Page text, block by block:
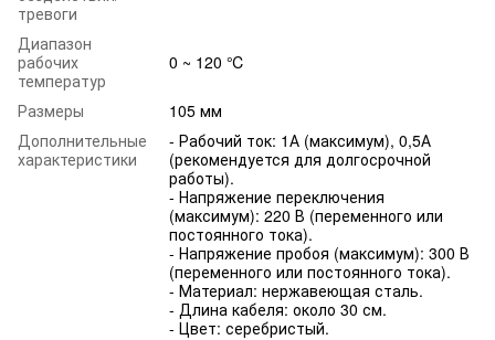
тревоги
Диапазон
рабочих
температур
0 ~ 120 ℃
Размеры
105 мм
Дополнительные
характеристики
- Рабочий ток: 1А (максимум), 0,5А
(рекомендуется для долгосрочной
работы).
- Напряжение переключения
(максимум): 220 В (переменного или
постоянного тока).
- Напряжение пробоя (максимум): 300 В
(переменного или постоянного тока).
- Материал: нержавеющая сталь.
- Длина кабеля: около 30 см.
- Цвет: серебристый.